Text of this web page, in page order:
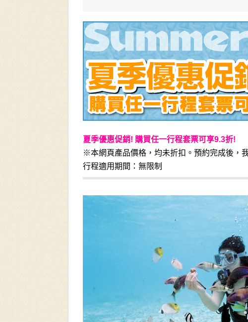
夏季優惠促銷! 購買任一行程套票可享9.3折!
※本網頁產品價格，均未折扣。預約完成後，
行程適用期間：無限制